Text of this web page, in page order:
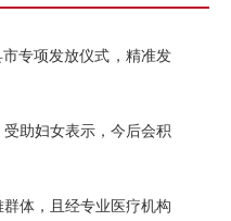
专项发放仪式，精准发
助妇女表示，今后会积
体，且经专业医疗机构